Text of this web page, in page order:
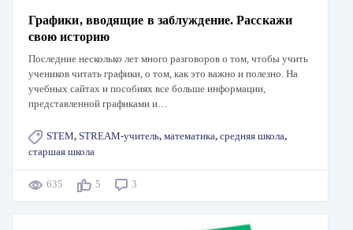
Графики, вводящие в заблуждение. Расскажи
свою историю
Последние несколько лет много разговоров о том, чтобы учить
учеников читать графики, о том, как это важно и полезно. На
учебных сайтах и пособиях все больше информации,
представленной графиками и…
STEM, STREAM-учитель, математика, средняя школа,
старшая школа
635 5 3